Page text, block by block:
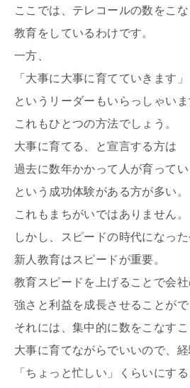
ここでは、テレコールの数をこな
教育をしているわけです。
一方、
「大事に大事に育てていきます」
というリーダーもいらっしゃいま
これもひとつの方法でしょう。
大事に育てる、と宣言する方は
過去に数年かかって人が育ってい
という成功体験がある方が多い。
これもまちがいではありません。
しかし、スピードの時代になっ
新人教育はスピードが重要。
教育スピードを上げることで会
強さと利益を成長させることがで
それには、集中的に数をこなすこ
大事に育てながらでいいので、
「ちょっと忙しい」くらいにする